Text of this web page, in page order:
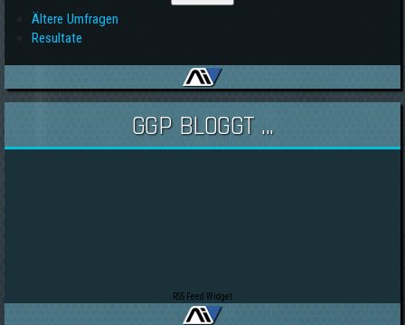
Ältere Umfragen
Resultate
GGP BLOGGT ...
RSS Feed Widget